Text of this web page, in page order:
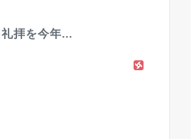
拝を今年...